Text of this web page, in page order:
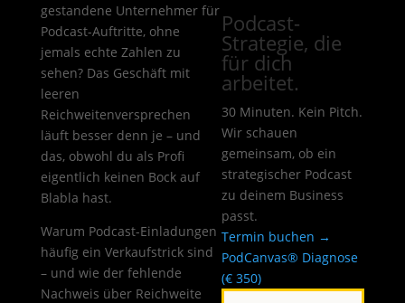
gestandene Unternehmer für
Podcast-Auftritte, ohne
jemals echte Zahlen zu
sehen? Das Geschäft mit
leeren
Reichweitenversprechen
läuft besser denn je – und
das, obwohl du als Profi
eigentlich keinen Bock auf
Blabla hast.
Warum Podcast-Einladungen
häufig ein Verkaufstrick sind
– und wie der fehlende
Nachweis über Reichweite
Podcast-
Strategie, die
für dich
arbeitet.
30 Minuten. Kein Pitch.
Wir schauen
gemeinsam, ob ein
strategischer Podcast
zu deinem Business
passt.
Termin buchen →
PodCanvas® Diagnose
(€ 350)